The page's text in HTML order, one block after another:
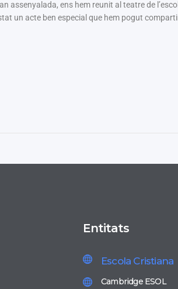
assenyalada, ens hem reunit al teatre de
un acte ben especial que hem pogut
Entitats
Escola Cristiana
Cambridge ESOL